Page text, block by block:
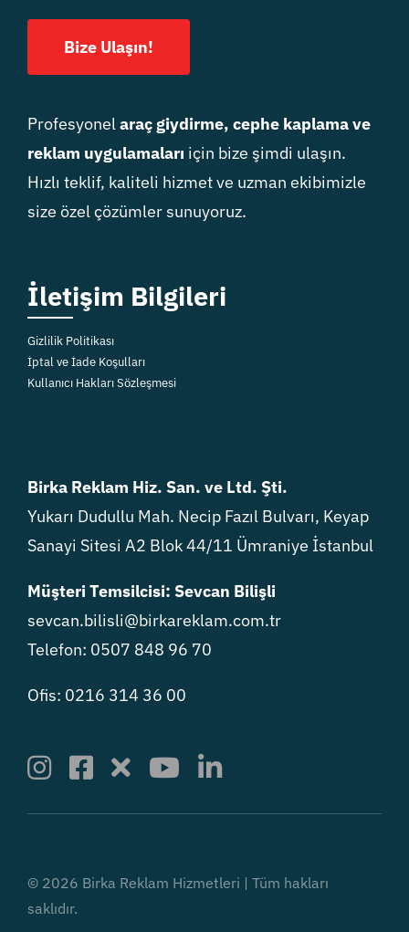
Bize Ulaşın!
Profesyonelaraç giydirme, cephe kaplama ve
reklam uygulamaları için bize şimdi ulaşın.
Hızlı teklif, kaliteli hizmet ve uzman ekibimizle
size özel çözümler sunuyoruz.
İletişim Bilgileri
Gizlilik Politikası
İptal ve İade Koşulları
Kullanıcı Hakları Sözleşmesi
Birka Reklam Hiz. San. ve Ltd. Şti.
Yukarı Dudullu Mah. Necip Fazıl Bulvarı, Keyap
Sanayi Sitesi A2 Blok 44/11 Ümraniye İstanbul
Müşteri Temsilcisi: Sevcan Bilişli
sevcan.bilisli@birkareklam.com.tr
Telefon: 0507 848 96 70
Ofis: 0216 314 36 00
© 2026 Birka Reklam Hizmetleri | Tüm hakları
saklıdır.